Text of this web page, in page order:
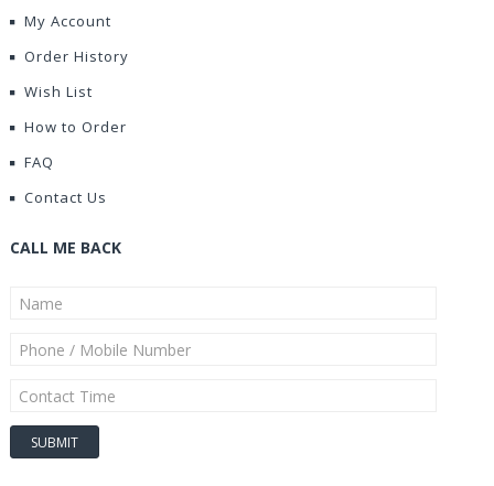
My Account
Order History
Wish List
How to Order
FAQ
Contact Us
CALL ME BACK